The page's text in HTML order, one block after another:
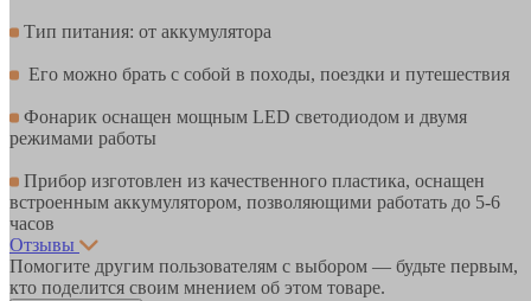
Тип питания: от аккумулятора
Его можно брать с собой в походы, поездки и путешествия
Фонарик оснащен мощным LED светодиодом и двумя
режимами работы
Прибор изготовлен из качественного пластика, оснащен
встроенным аккумулятором, позволяющими работать до 5-6
часов
Отзывы
Помогите другим пользователям с выбором — будьте первым,
кто поделится своим мнением об этом товаре.